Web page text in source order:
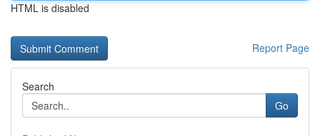
HTML is disabled
Report Page
Search
Go